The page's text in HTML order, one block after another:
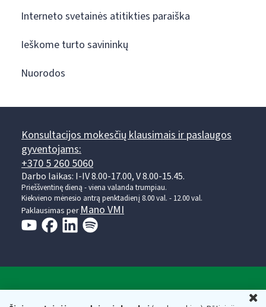
Interneto svetainės atitikties paraiška
Ieškome turto savininkų
Nuorodos
Konsultacijos mokesčių klausimais ir paslaugos
gyventojams:
+370 5 260 5060
Darbo laikas: I-IV 8.00-17.00, V 8.00-15.45.
Prieššventinę dieną - viena valanda trumpiau.
Kiekvieno mėnesio antrą penktadienį 8.00 val. - 12.00 val.
Paklausimas per Mano VMI